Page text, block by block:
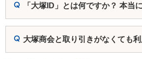
「大塚ID」とは何ですか？ 本当
大塚商会と取り引きがなくても